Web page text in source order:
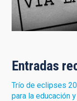
Entradas
Trío de eclipses
para la educación